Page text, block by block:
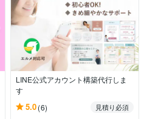
LINE公式アカウント構築代行しま
す
5.0(6)
見積り必須